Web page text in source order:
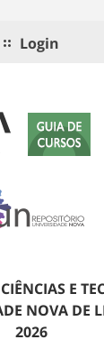
Login
E
NOVA DE
2026